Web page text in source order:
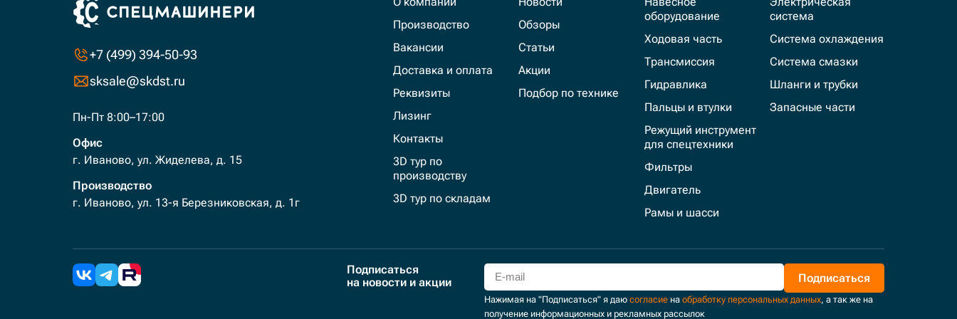
+7 (499) 394-50-93
sksale@skdst.ru
Пн-Пт 8:00–17:00
Офис
г. Иваново, ул. Жиделева, д. 15
Производство
г. Иваново, ул. 13-я Березниковская, д. 1г
Производство
Вакансии
Доставка и оплата
Реквизиты
Лизинг
Контакты
3D тур по
производству
3D тур по складам
Обзоры
Статьи
Акции
Подбор по технике
оборудование
Ходовая часть
Трансмиссия
Гидравлика
Пальцы и втулки
Режущий инструмент
для спецтехники
Фильтры
Двигатель
Рамы и шасси
система
Система охлаждения
Система смазки
Шланги и трубки
Запасные части
Подписаться
на новости и акции
Подписаться
Нажимая на "Подписаться" я даю согласиена обработку персональных данных, а так же на
получение информационных и рекламных рассылок